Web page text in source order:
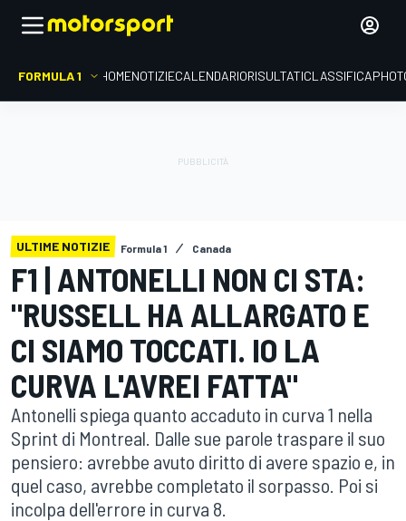
FORMULA 1 HOMENOTIZIECALENDARIORISULTATICLASSIFICA
ULTIME NOTIZIE Formula 1 Canada
F1 | ANTONELLI NON CI STA:
"RUSSELL HA ALLARGATO E
CI SIAMO TOCCATI. IO LA
CURVA L'AVREI FATTA"
Antonelli spiega quanto accaduto in curva 1 nella
Sprint di Montreal. Dalle sue parole traspare il suo
pensiero: avrebbe avuto diritto di avere spazio e, in
quel caso, avrebbe completato il sorpasso. Poi si
incolpa dell'errore in curva 8.